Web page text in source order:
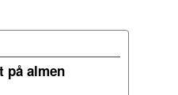
på almen